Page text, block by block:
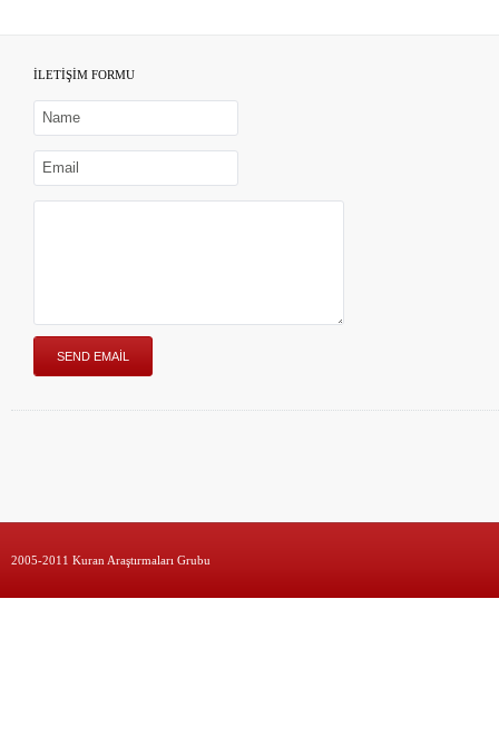
İLETİŞİM FORMU
2005-2011 Kuran Araştırmaları Grubu